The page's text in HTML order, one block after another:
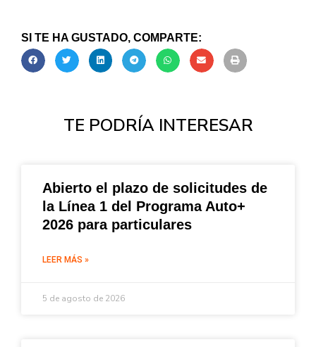
SI TE HA GUSTADO, COMPARTE:
TE PODRÍA INTERESAR
Abierto el plazo de solicitudes de
la Línea 1 del Programa Auto+
2026 para particulares
LEER MÁS »
5 de agosto de 2026